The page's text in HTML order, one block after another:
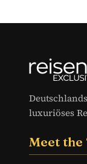
luxuriöses
Meet